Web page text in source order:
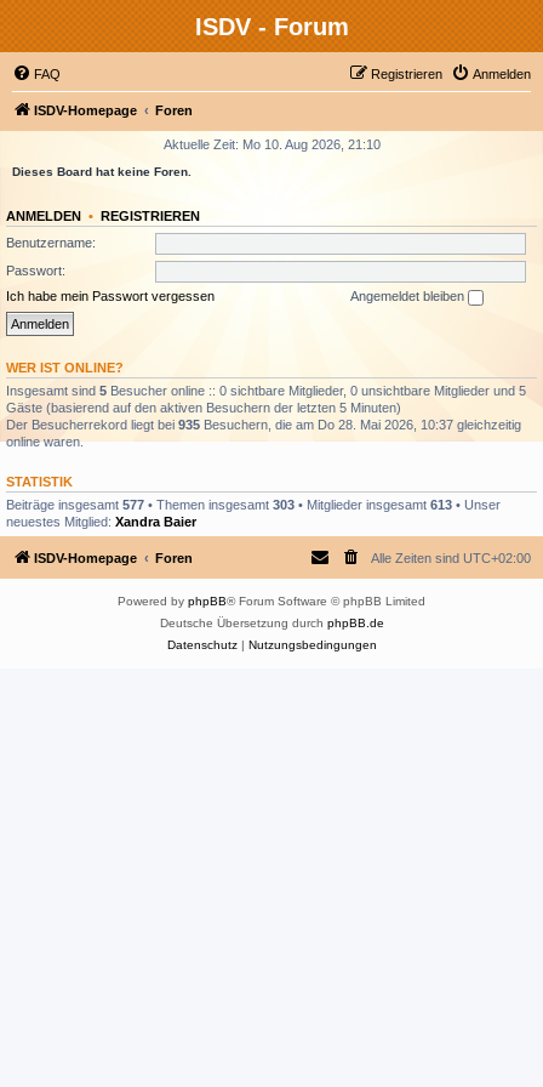
ISDV - Forum
FAQ Anmelden
Registrieren
ISDV-Homepage Foren
Aktuelle Zeit: Mo 10. Aug 2026, 21:10
Dieses Board hat keine Foren.
ANMELDEN • REGISTRIEREN
Benutzername:
Passwort:
Ich habe mein Passwort vergessen
Angemeldet bleiben
WER IST ONLINE?
Insgesamt sind 5 Besucher online :: 0 sichtbare Mitglieder, 0 unsichtbare Mitglieder und 5
Gäste (basierend auf den aktiven Besuchern der letzten 5 Minuten)
Der Besucherrekord liegt bei 935 Besuchern, die am Do 28. Mai 2026, 10:37 gleichzeitig
online waren.
STATISTIK
Beiträge insgesamt 577 • Themen insgesamt 303 • Mitglieder insgesamt 613 • Unser
neuestes Mitglied: Xandra Baier
ISDV-Homepage Foren Alle Zeiten sind UTC+02:00
Powered by phpBB® Forum Software © phpBB Limited
Deutsche Übersetzung durch phpBB.de
Datenschutz| Nutzungsbedingungen